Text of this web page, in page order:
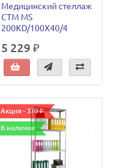
Медицинский стеллаж
СТМ MS
200KD/100Х40/4
5 229 ₽
Акция - 370 ₽
В наличии